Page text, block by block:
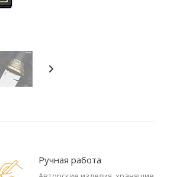
Ручная работа